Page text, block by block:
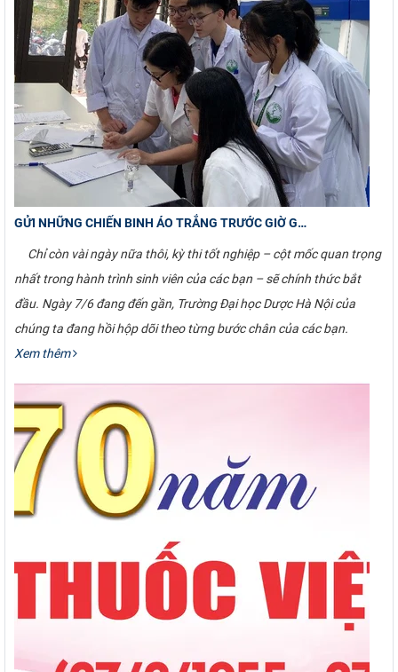
GỬI NHỮNG CHIẾN BINH ÁO TRẮNG TRƯỚC GIỜ G…
Chỉ còn vài ngày nữa thôi, kỳ thi tốt nghiệp – cột mốc quan trọng
nhất trong hành trình sinh viên của các bạn – sẽ chính thức bắt
đầu. Ngày 7/6 đang đến gần, Trường Đại học Dược Hà Nội của
chúng ta đang hồi hộp dõi theo từng bước chân của các bạn.
Xem thêm